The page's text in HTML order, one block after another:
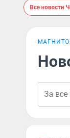
Все новости